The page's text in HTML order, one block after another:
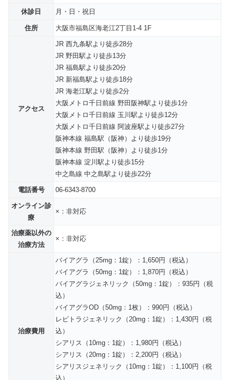
休診日 月・日・祝日
住所 大阪市福島区海老江2丁目1-4 1F
アクセス
JR 西九条駅より徒歩28分
JR 野田駅より徒歩13分
JR 福島駅より徒歩20分
JR 新福島駅より徒歩18分
JR 海老江駅より徒歩2分
大阪メトロ千日前線 野田阪神駅より徒歩1分
大阪メトロ千日前線 玉川駅より徒歩12分
大阪メトロ千日前線 阿波座駅より徒歩27分
阪神本線 福島駅（阪神）より徒歩19分
阪神本線 野田駅（阪神）より徒歩1分
阪神本線 淀川駅より徒歩15分
中之島線 中之島駅より徒歩22分
電話番号 06-6343-8700
オンライン診
療
×：非対応
治療薬以外の
治療方法
×：非対応
治療費用
バイアグラ（25mg：1錠）：1,650円（税込）
バイアグラ（50mg：1錠）：1,870円（税込）
バイアグラジェネリック（50mg：1錠）：935円（税
込）
バイアグラOD（50mg：1枚）：990円（税込）
レビトラジェネリック（20mg：1錠）：1,430円（税
込）
シアリス（10mg：1錠）：1,980円（税込）
シアリス（20mg：1錠）：2,200円（税込）
シアリスジェネリック（10mg：1錠）：1,100円（税
込）